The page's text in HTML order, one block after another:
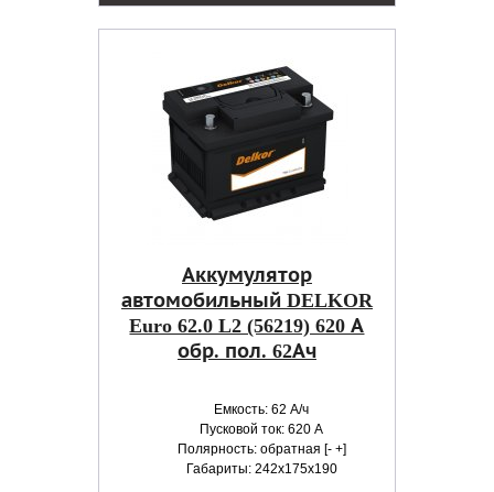
Аккумулятор
автомобильный DELKOR
Euro 62.0 L2 (56219) 620 А
обр. пол. 62Ач
Емкость: 62 А/ч
Пусковой ток: 620 А
Полярность: обратная [- +]
Габариты: 242x175x190